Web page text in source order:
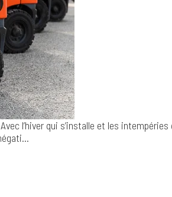
Avec l’hiver qui s’installe et les